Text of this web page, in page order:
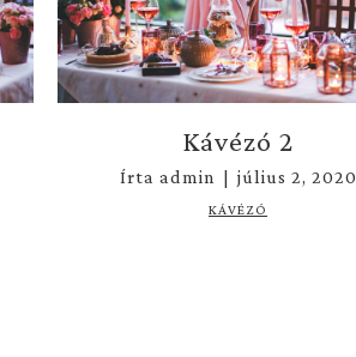
Kávézó 2
Írta admin | július 2, 2020
KÁVÉZÓ